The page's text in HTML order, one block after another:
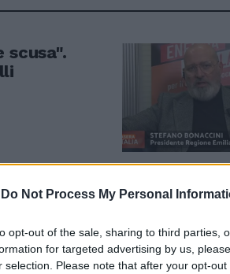
Do Not Process My Personal
opt-out of the sale, sharing to third parties,
for targeted advertising by us,
selection. Please note that after your opt-
scusa".
Bonaccini
del